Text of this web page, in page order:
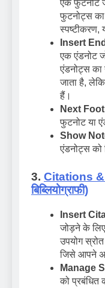
एक फुटनोट
फुटनोट्स का
स्पष्टीकरण,
Insert
एक एंडनोट
एंडनोट्स का
जाता है,
हैं।
Next
फुटनोट या
Show
एंडनोट्स को
3. Citations
बिब्लियोग्राफी)
Insert
जोड़ने के लिए
उपयोग
जिसे आपने
Manage
को प्रबंधित